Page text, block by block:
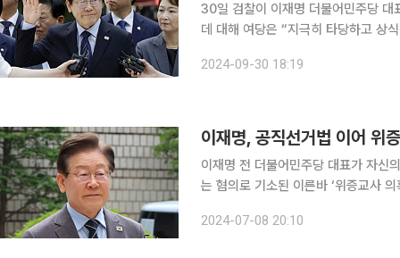
30일 검찰이 이재명 더불어민주당 대
데 대해 여당은 “지극히 타당하고 상
“이 대표 위증교사 사건의 본질은 오
2024-09-30 18:19
이재명, 공직선거법 이어 위
이재명 전 더불어민주당 대표가 자신
는 혐의로 기소된 이른바 ‘위증교사 의혹’ 사
의) 최종변론을 하겠다고 밝혔다. 통
2024-07-08 20:10